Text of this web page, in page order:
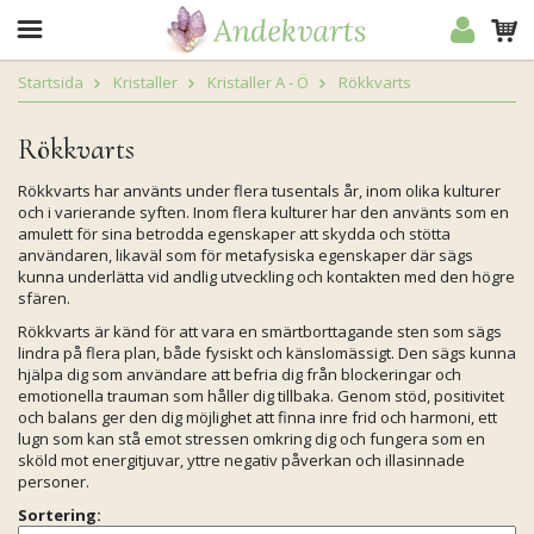
Startsida Kristaller Kristaller A - Ö Rökkvarts
Rökkvarts
Rökkvarts har använts under flera tusentals år, inom olika kulturer
och i varierande syften. Inom flera kulturer har den använts som en
amulett för sina betrodda egenskaper att skydda och stötta
användaren, likaväl som för metafysiska egenskaper där sägs
kunna underlätta vid andlig utveckling och kontakten med den högre
sfären.
Rökkvarts är känd för att vara en smärtborttagande sten som sägs
lindra på flera plan, både fysiskt och känslomässigt. Den sägs kunna
hjälpa dig som användare att befria dig från blockeringar och
emotionella trauman som håller dig tillbaka. Genom stöd, positivitet
och balans ger den dig möjlighet att finna inre frid och harmoni, ett
lugn som kan stå emot stressen omkring dig och fungera som en
sköld mot energitjuvar, yttre negativ påverkan och illasinnade
personer.
Sortering: